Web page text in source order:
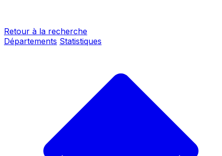
Retour à la recherche
Départements Statistiques